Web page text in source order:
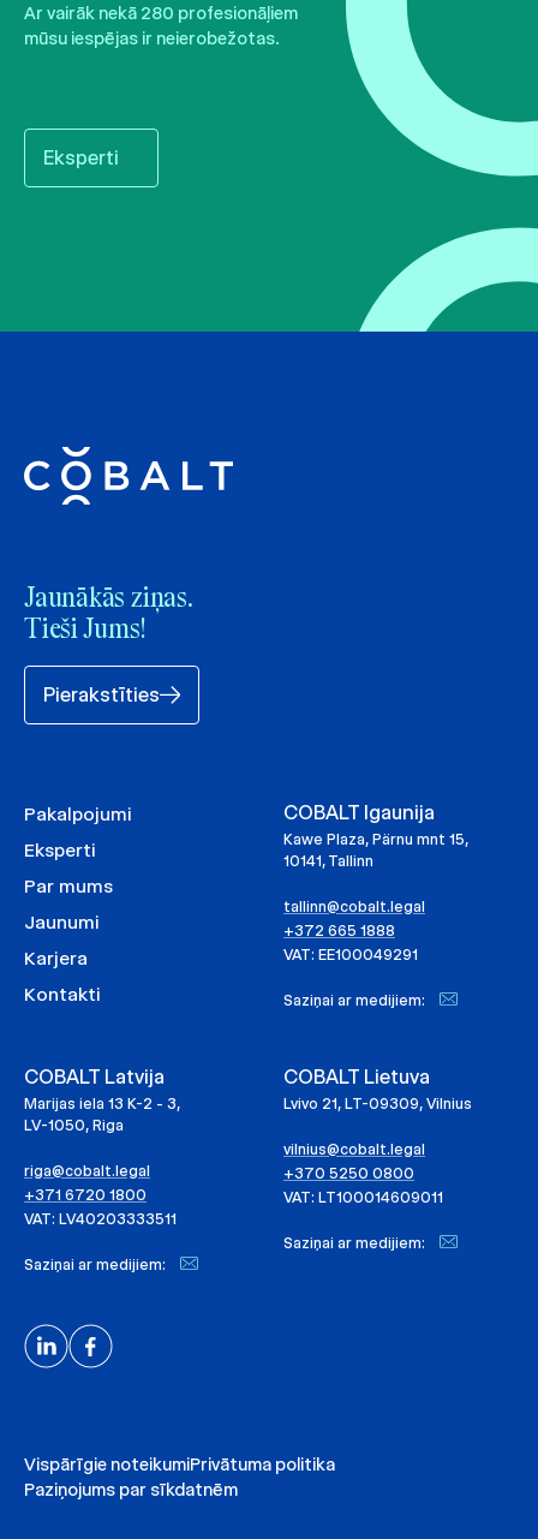
Ar vairāk nekā 280 profesionāļiem
mūsu iespējas ir neierobežotas.
Eksperti
Jaunākās ziņas.
Tieši Jums!
Pierakstīties
Pakalpojumi
Eksperti
Par mums
Jaunumi
Karjera
Kontakti
COBALT Igaunija
Kawe Plaza, Pärnu mnt 15,
10141, Tallinn
tallinn@cobalt.legal
+372 665 1888
VAT: EE100049291
Saziņai ar medijiem:
COBALT Latvija
Marijas iela 13 K-2 - 3,
LV-1050, Riga
riga@cobalt.legal
+371 6720 1800
VAT: LV40203333511
Saziņai ar medijiem:
COBALT Lietuva
Lvivo 21, LT-09309, Vilnius
vilnius@cobalt.legal
+370 5250 0800
VAT: LT100014609011
Saziņai ar medijiem:
Vispārīgie noteikumiPrivātuma politika
Paziņojums par sīkdatnēm